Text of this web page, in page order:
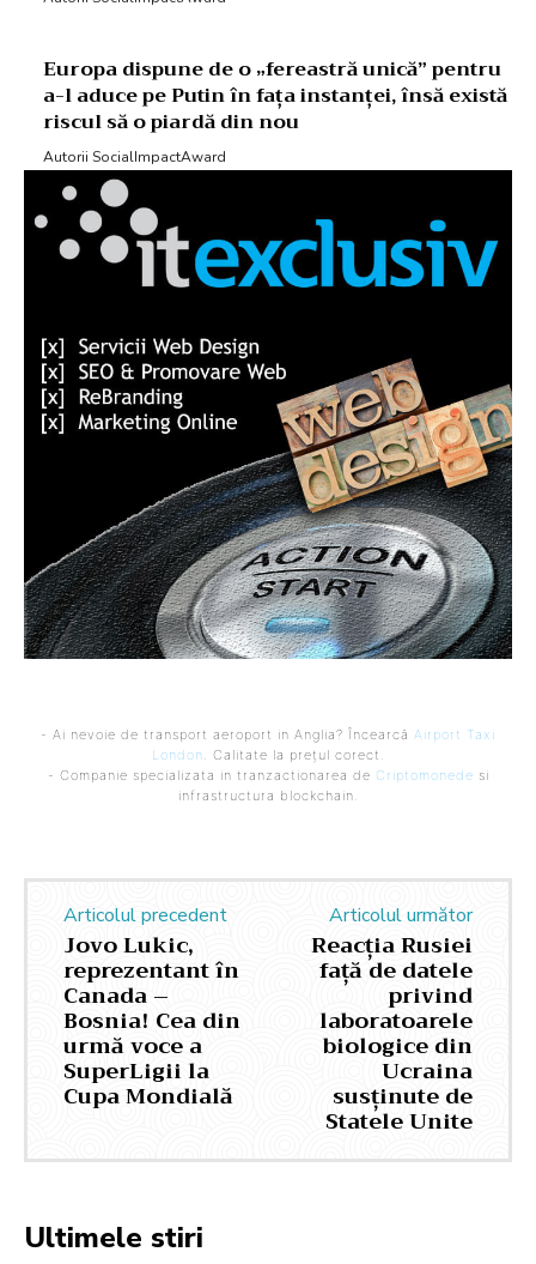
Europa dispune de o „fereastră unică” pentru
a-l aduce pe Putin în fața instanței, însă există
riscul să o piardă din nou
Autorii SocialImpactAward
- Ai nevoie de transport aeroport in Anglia? Încearcă Airport Taxi
London. Calitate la prețul corect.
- Companie specializata in tranzactionarea de Criptomonede si
infrastructura blockchain.
Articolul precedent
Jovo Lukic,
reprezentant în
Canada –
Bosnia! Cea din
urmă voce a
SuperLigii la
Cupa Mondială
Articolul următor
Reacția Rusiei
față de datele
privind
laboratoarele
biologice din
Ucraina
susținute de
Statele Unite
Ultimele stiri